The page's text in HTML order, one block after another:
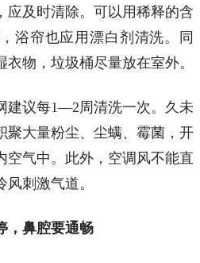
应及时清除。可以用稀释的含
浴帘也应用漂白剂清洗。同
物，垃圾桶尽量放在室外。
建议每1—2周清洗一次。久未
聚大量粉尘、尘螨、霉菌，开
空气中。此外，空调风不能直
刺激气道。
，鼻腔要通畅